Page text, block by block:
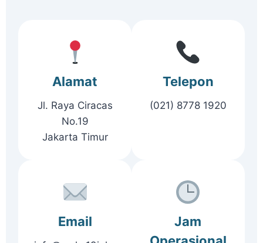
Alamat
Jl. Raya Ciracas
No.19
Jakarta Timur
Telepon
(021) 8778 1920
Email
Jam